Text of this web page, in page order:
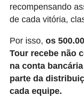
recompensando
de cada vitória,
Por isso, os
Tour recebe não
na conta
parte da
cada equipe.